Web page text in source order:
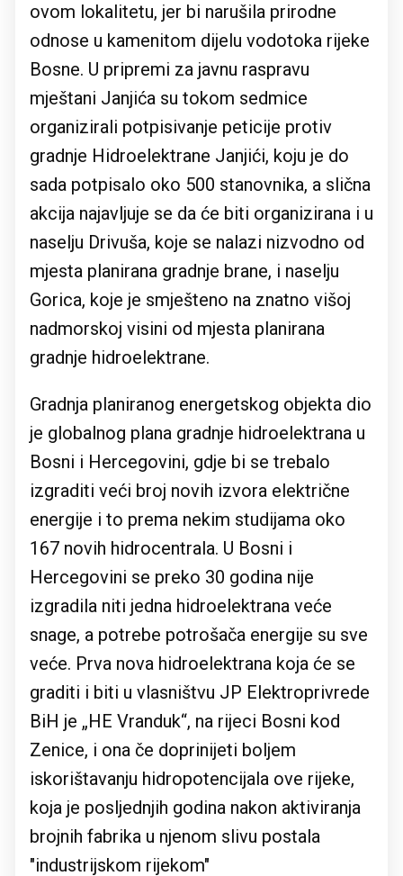
ovom lokalitetu, jer bi narušila prirodne
odnose u kamenitom dijelu vodotoka rijeke
Bosne. U pripremi za javnu raspravu
mještani Janjića su tokom sedmice
organizirali potpisivanje peticije protiv
gradnje Hidroelektrane Janjići, koju je do
sada potpisalo oko 500 stanovnika, a slična
akcija najavljuje se da će biti organizirana i u
naselju Drivuša, koje se nalazi nizvodno od
mjesta planirana gradnje brane, i naselju
Gorica, koje je smješteno na znatno višoj
nadmorskoj visini od mjesta planirana
gradnje hidroelektrane.
Gradnja planiranog energetskog objekta dio
je globalnog plana gradnje hidroelektrana u
Bosni i Hercegovini, gdje bi se trebalo
izgraditi veći broj novih izvora električne
energije i to prema nekim studijama oko
167 novih hidrocentrala. U Bosni i
Hercegovini se preko 30 godina nije
izgradila niti jedna hidroelektrana veće
snage, a potrebe potrošača energije su sve
veće. Prva nova hidroelektrana koja će se
graditi i biti u vlasništvu JP Elektroprivrede
BiH je „HE Vranduk“, na rijeci Bosni kod
Zenice, i ona če doprinijeti boljem
iskorištavanju hidropotencijala ove rijeke,
koja je posljednjih godina nakon aktiviranja
brojnih fabrika u njenom slivu postala
"industrijskom rijekom"